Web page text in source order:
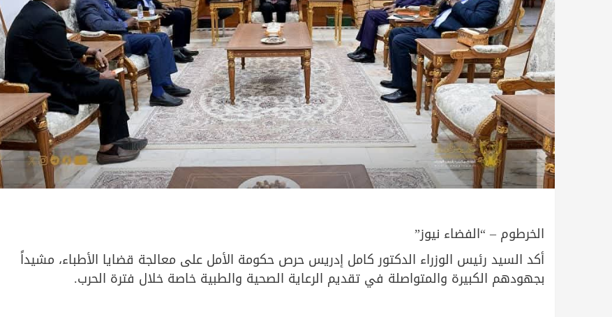
الخرطوم – “الفضاء نيوز”
أكد السيد رئيس الوزراء الدكتور كامل إدريس حرص حكومة الأمل على معالجة قضايا الأطباء، مشيداً
بجهودهم الكبيرة والمتواصلة في تقديم الرعاية الصحية والطبية خاصة خلال فترة الحرب.